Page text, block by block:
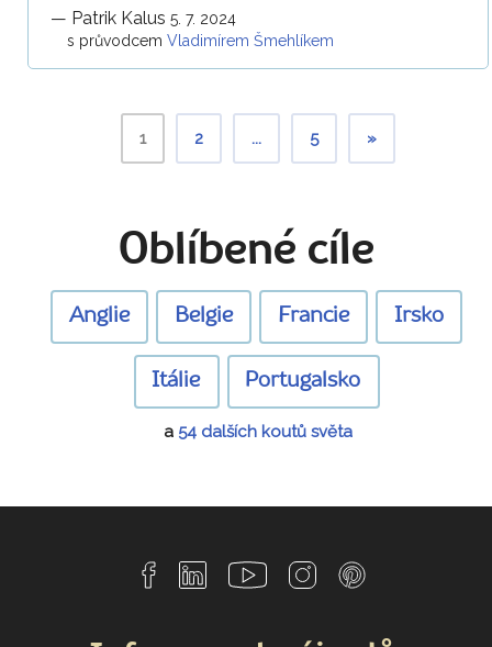
— Patrik Kalus 5. 7. 2024
s průvodcem Vladimírem Šmehlíkem
1 2 ... 5 »
Oblíbené cíle
Anglie Belgie Francie Irsko
Itálie Portugalsko
a 54 dalších koutů světa